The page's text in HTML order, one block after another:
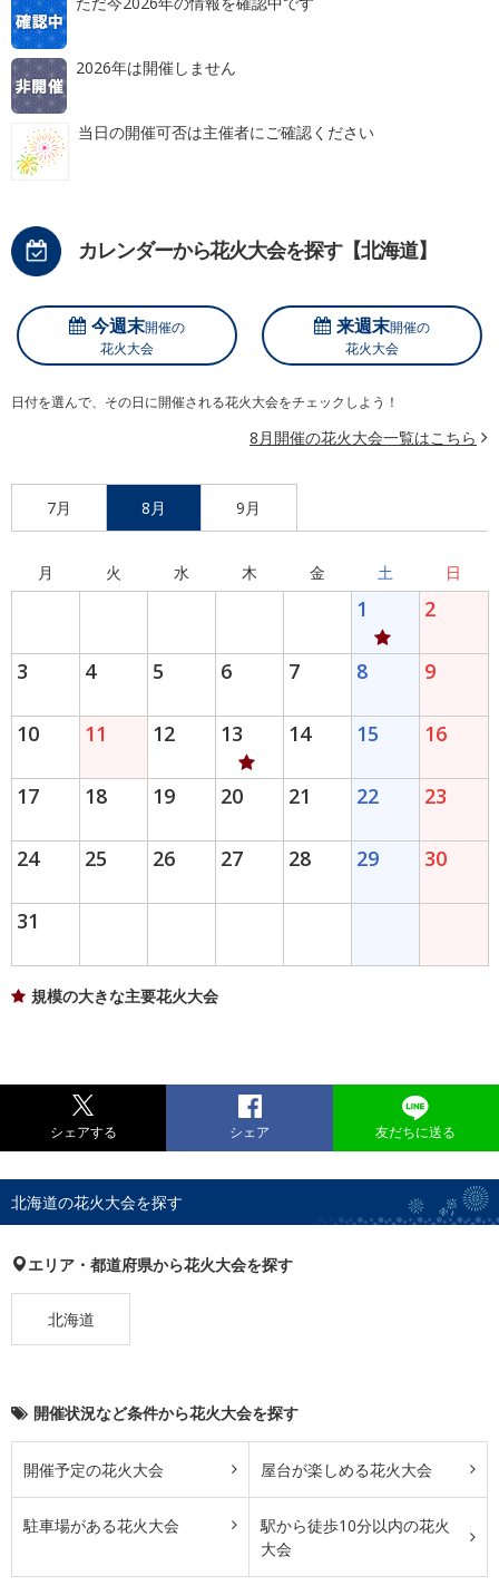
2026年は開催しません
当日の開催可否は主催者にご確認ください
カレンダーから花火大会を探す【北海道】
今週末開催の
花火大会
来週末開催の
花火大会
日付を選んで、その日に開催される花火大会をチェックしよう！
8月開催の花火大会一覧はこちら
7月 8月 9月
月 火 水 木 金 土 日
1 2
3 4 5 6 7 8 9
10 11 12 13 14 15 16
17 18 19 20 21 22 23
24 25 26 27 28 29 30
31
規模の大きな主要花火大会
シェアする シェア 友だちに送る
北海道の花火大会を探す
エリア・都道府県から花火大会を探す
北海道
開催状況など条件から花火大会を探す
開催予定の花火大会 屋台が楽しめる花火大会
駐車場がある花火大会
駅から徒歩10分以内の花火
大会